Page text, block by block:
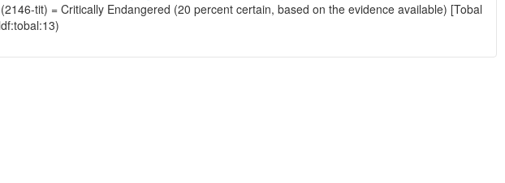
tit) = Critically Endangered (20 percent certain, based on the evidence available) [Tobal